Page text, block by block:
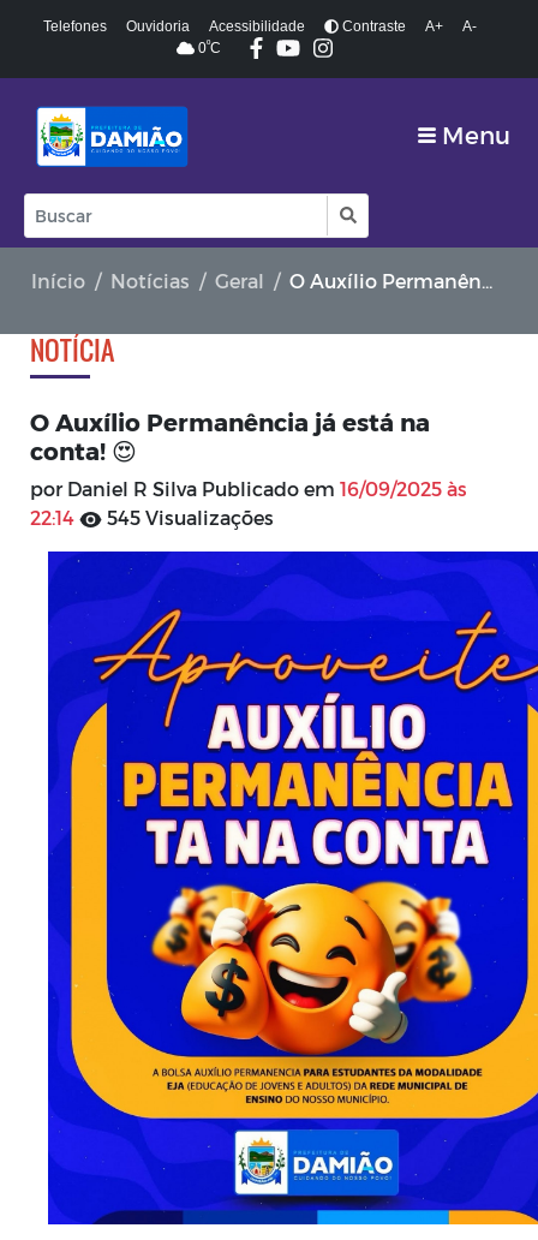
Telefones Ouvidoria Acessibilidade Contraste A+
A-
0ºC
Menu
Início Notícias Geral O Auxílio Permanência já está na conta! 😍
NOTÍCIA
O Auxílio Permanência já está na
conta! 😍
por Daniel R Silva Publicado em 16/09/2025 às
22:14
545 Visualizações